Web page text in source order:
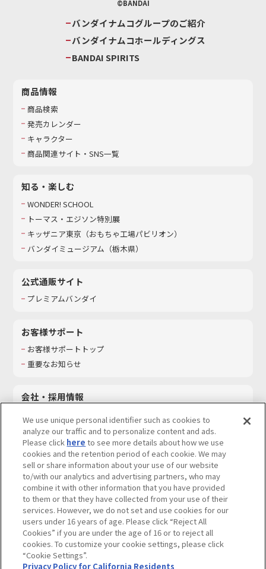
©BANDAI
バンダイナムコグループのご紹介
バンダイナムコホールディングス
BANDAI SPIRITS
商品情報
商品検索
発売カレンダー
キャラクター
商品関連サイト・SNS一覧
知る・楽しむ
WONDER! SCHOOL
トーマス・エジソン特別展
キッザニア東京（おもちゃ工場パビリオン）​
バンダイミュージアム（栃木県）
公式通販サイト
プレミアムバンダイ
お客様サポート
お客様サポートトップ
重要なお知らせ
会社・採用情報
採用情報
サステナビリティ
お問い合わせ
ウェブサイトご利用条件 ソーシャルメディアポリシー
個人情報及び特定個人情報等の取り扱いに関する保護方針
Do Not Sell or Share My Personal Information著作権・商標について
カスタマーハラスメントに対する基本的な対応方針
We use unique personal identifier such as cookies to
analyze our traffic and to personalize content and ads.
Please click here to see more details about how we use
cookies and the retention period of each cookie. We may
sell or share information about your use of our website
to/with our analytics and advertising partners, who may
combine it with other information that you have provided
to them or that they have collected from your use of their
services. However, we do not set and use cookies for our
users under 16 years of age. Please click “Reject All
Cookies” if you are under the age of 16 or to reject all
cookies. To customize your cookie settings, please click
“Cookie Settings”.
Privacy Policy for California Residents